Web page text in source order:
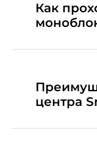
Как
центра